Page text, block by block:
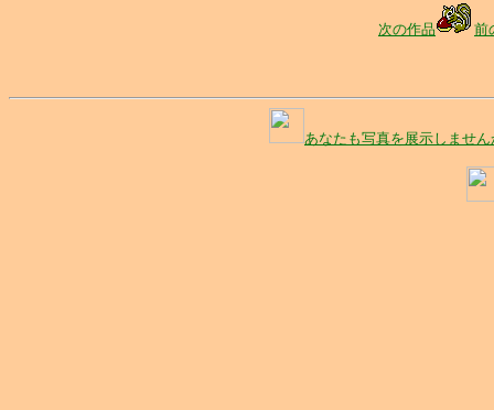
次の作品 前
あなたも写真を展示しません